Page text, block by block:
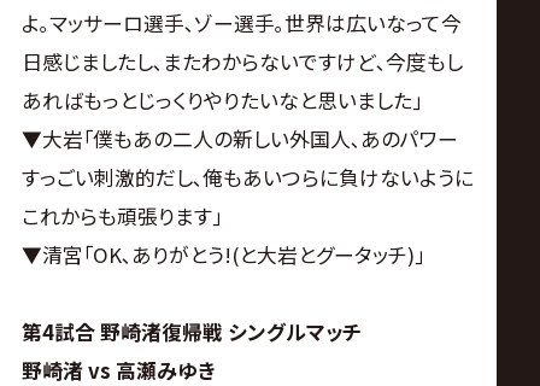
よ｡マッサーロ選手､ゾー選手｡世界は広いなって今
日感じましたし､またわからないですけど､今度もし
あればもっとじっくりやりたいなと思いました｣
▼大岩｢僕もあの二人の新しい外国人､あのパワー
すっごい刺激的だし､俺もあいつらに負けないように
これからも頑張ります｣
▼清宮｢OK､ありがとう!(と大岩とグータッチ)｣
第4試合 野崎渚復帰戦 シングルマッチ
野崎渚 vs 高瀬みゆき